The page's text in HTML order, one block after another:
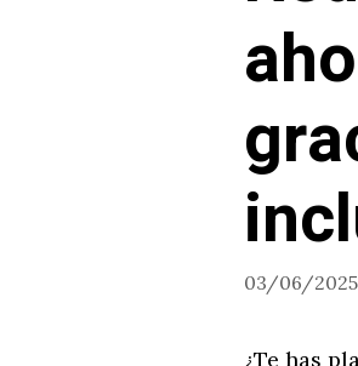
03/06/2025
¿Te has